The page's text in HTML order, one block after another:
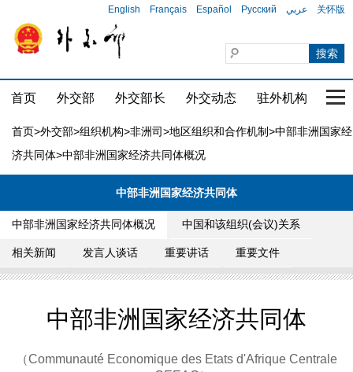
English Français Español Русский عربي 关怀版
首页 外交部 外交部长 外交动态 驻外机构 国
首页>外交部>组织机构>非洲司>地区组织和合作机制>中部非洲国家经
济共同体>中部非洲国家经济共同体概况
中部非洲国家经济共同体
中部非洲国家经济共同体概况 中国和该组织(会议)关系
相关新闻 发言人谈话 重要讲话 重要文件
中部非洲国家经济共同体
（Communauté Economique des Etats d'Afrique Centrale